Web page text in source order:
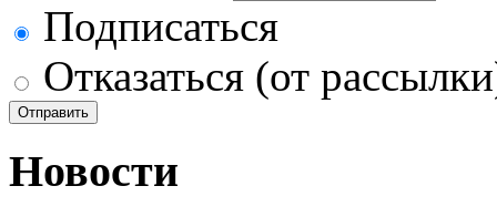
Подписаться
Отказаться (от
Новости